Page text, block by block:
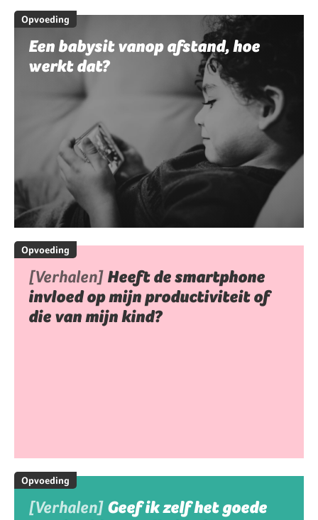
Opvoeding
Een babysit vanop afstand, hoe
werkt dat?
Opvoeding
[Verhalen] Heeft de smartphone
invloed op mijn productiviteit of
die van mijn kind?
Opvoeding
[Verhalen] Geef ik zelf het goede